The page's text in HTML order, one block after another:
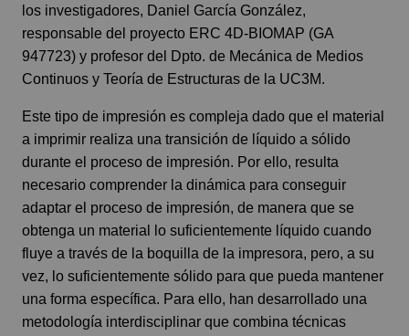
los investigadores, Daniel García González,
responsable del proyecto ERC 4D-BIOMAP (GA
947723) y profesor del Dpto. de Mecánica de Medios
Continuos y Teoría de Estructuras de la UC3M.
Este tipo de impresión es compleja dado que el material
a imprimir realiza una transición de líquido a sólido
durante el proceso de impresión. Por ello, resulta
necesario comprender la dinámica para conseguir
adaptar el proceso de impresión, de manera que se
obtenga un material lo suficientemente líquido cuando
fluye a través de la boquilla de la impresora, pero, a su
vez, lo suficientemente sólido para que pueda mantener
una forma específica. Para ello, han desarrollado una
metodología interdisciplinar que combina técnicas